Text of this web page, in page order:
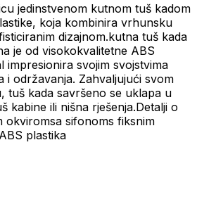
jedinstvenom kutnom tuš kadom
koja kombinira vrhunsku
dizajnom.kutna tuš kada
je od visokokvalitetne ABS
impresionira svojim svojstvima
i održavanja. Zahvaljujući svom
tuš kada savršeno se uklapa u
kabine ili nišna rješenja.Detalji o
okviromsa sifonoms fiksnim
plastika